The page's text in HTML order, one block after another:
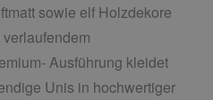
sowie elf Holzdekore
Ausführung kleidet
Unis in hochwertiger